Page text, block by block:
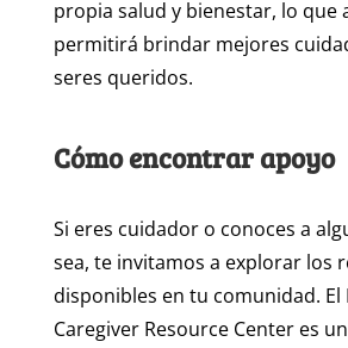
propia salud y bienestar, lo que
permitirá brindar mejores
seres queridos.
Cómo encontrar apoyo
Si eres cuidador o conoces a
sea, te invitamos a explorar los
disponibles en tu comunidad. El
Caregiver Resource Center es